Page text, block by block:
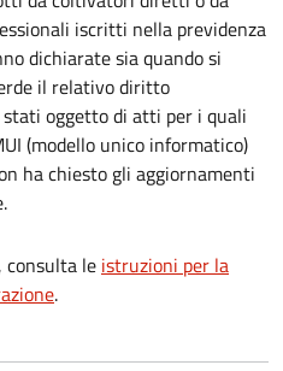
iscritti nella previdenza
dichiarate sia quando si
il relativo diritto
oggetto di atti per i quali
(modello unico informatico)
ha chiesto gli aggiornamenti
le istruzioni per la
.